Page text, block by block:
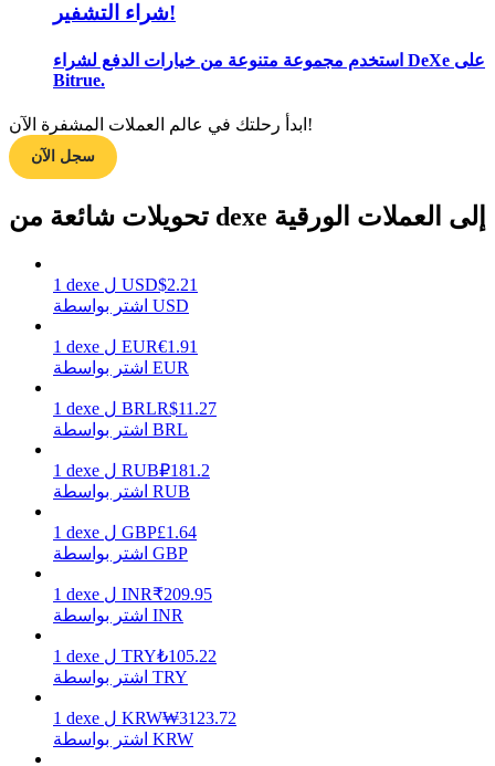
استراتيجيات التداول
تعلم كيفية البقاء مربحة
يكسب
خنزير الطاقة
احصل على مكافآت تنافسية يوميًا
شراء التشفير!
استخدم مجموعة متنوعة من خيارات الدفع لشراء DeXe على
Bitrue.
ابدأ رحلتك في عالم العملات المشفرة الآن!
سجل الآن
تحويلات شائعة من dexe إلى العملات الورقية
1 dexe ل USD$2.21
اشتر بواسطة USD
1 dexe ل EUR€1.91
اشتر بواسطة EUR
1 dexe ل BRLR$11.27
اشتر بواسطة BRL
1 dexe ل RUB₽181.2
اشتر بواسطة RUB
1 dexe ل GBP£1.64
اشتر بواسطة GBP
1 dexe ل INR₹209.95
اشتر بواسطة INR
1 dexe ل TRY₺105.22
اشتر بواسطة TRY
1 dexe ل KRW₩3123.72
اشتر بواسطة KRW